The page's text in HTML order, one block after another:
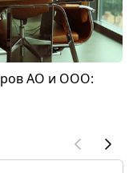
АО и ООО: